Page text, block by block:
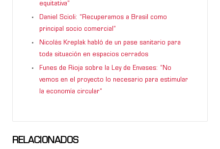
equitativa”
Daniel Scioli: “Recuperamos a Brasil como
principal socio comercial”
Nicolás Kreplak habló de un pase sanitario para
toda situación en espacios cerrados
Funes de Rioja sobre la Ley de Envases: “No
vemos en el proyecto lo necesario para estimular
la economía circular”
RELACIONADOS